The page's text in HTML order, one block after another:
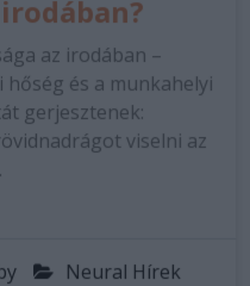
az irodában –
és a munkahelyi
gerjesztenek:
viselni az
Neural Hírek